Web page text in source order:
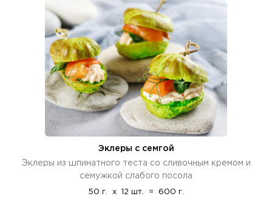
Эклеры с семгой
Эклеры из шпинатного теста со сливочным кремом и
семужкой слабого посола
50 г. x 12 шт. = 600 г.